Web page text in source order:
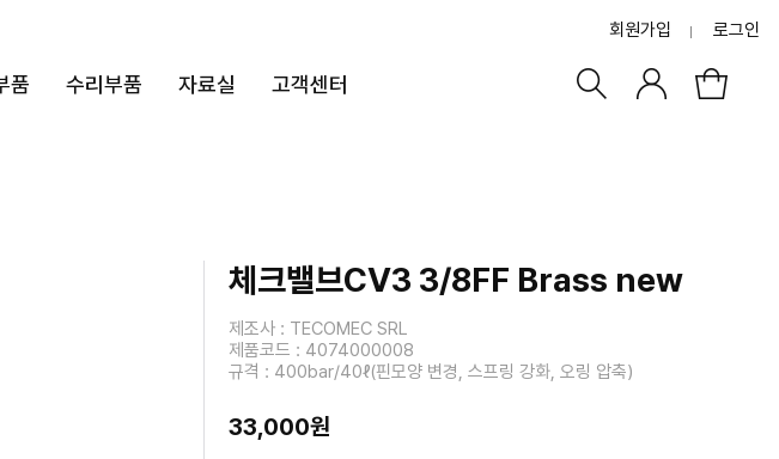
회원가입 로그인
품 수리부품 자료실 고객센터
체크밸브CV3 3/8FF Brass new
제조사 : TECOMEC SRL
제품코드 : 4074000008
규격 : 400bar/40ℓ(핀모양 변경, 스프링 강화, 오링 압축)
33,000원